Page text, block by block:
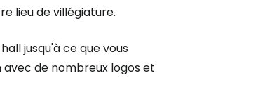
lieu de villégiature.
jusqu'à ce que vous
de nombreux logos et